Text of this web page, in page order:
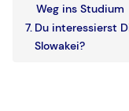
Weg ins Studium
Du interessierst
Slowakei?